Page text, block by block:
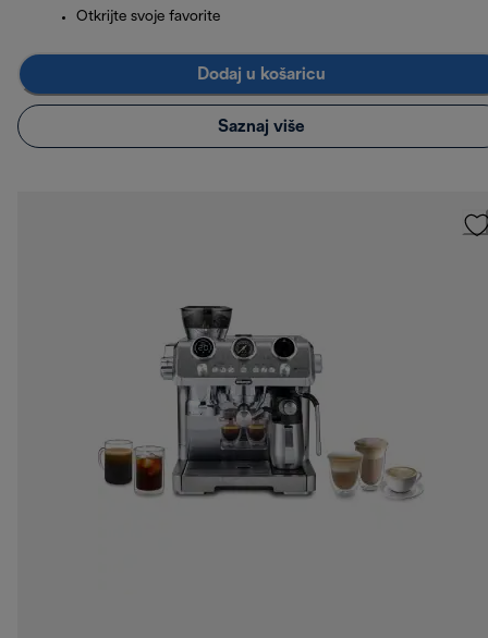
Otkrijte svoje favorite
Dodaj u košaricu
Saznaj više